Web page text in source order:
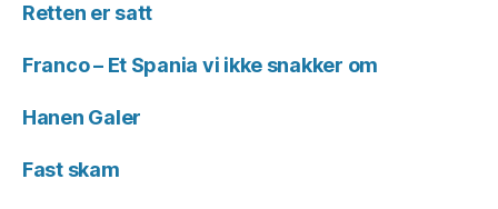
Retten er satt
Franco – Et Spania vi ikke snakker om
Hanen Galer
Fast skam